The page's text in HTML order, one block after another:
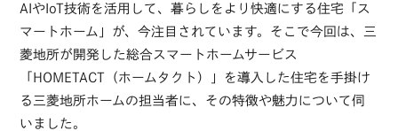
AIやIoT技術を活用して、暮らしをより快適にする住宅「ス
マートホーム」が、今注目されています。そこで今回は、三
菱地所が開発した総合スマートホームサービス
「HOMETACT（ホームタクト）」を導入した住宅を手掛け
る三菱地所ホームの担当者に、その特徴や魅力について伺
いました。